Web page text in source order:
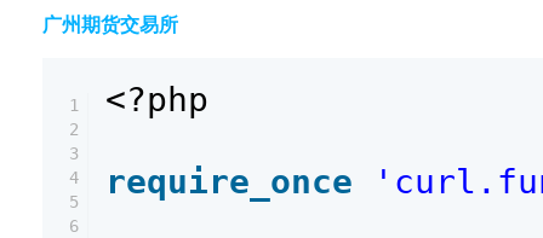
广州期货交易所
1
2
3
4
5
6
<?php
require_once